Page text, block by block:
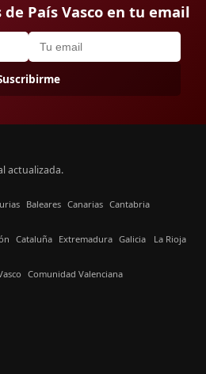
País Vasco en tu email
actualizada.
Baleares Canarias Cantabria
Cataluña Extremadura Galicia La Rioja
Comunidad Valenciana